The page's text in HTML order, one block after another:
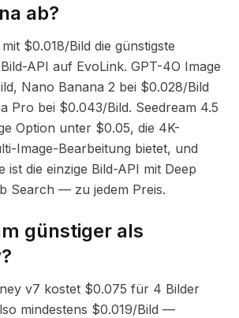
ab?
$0.018/Bild die günstigste
API auf EvoLink. GPT-4O Image
Nano Banana 2 bei $0.028/Bild
Pro bei $0.043/Bild. Seedream 4.5
Option unter $0.05, die 4K-
Image-Bearbeitung bietet, und
ist die einzige Bild-API mit Deep
Search — zu jedem Preis.
günstiger als
v7 kostet $0.075 für 4 Bilder
mindestens $0.019/Bild —